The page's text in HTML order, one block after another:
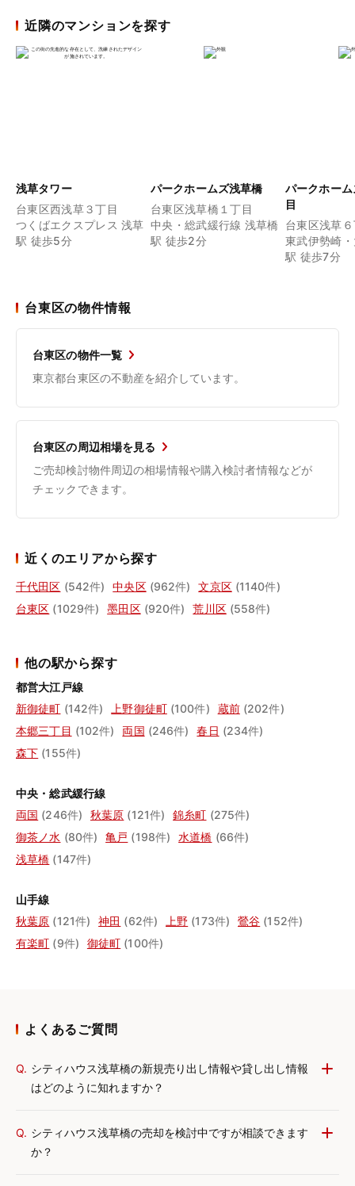
近隣のマンションを探す
浅草タワー
台東区西浅草３丁目
つくばエクスプレス 浅草
駅 徒歩5分
パークホームズ浅草橋
台東区浅草橋１丁目
中央・総武緩行線 浅草橋
駅 徒歩2分
パークホー
目
台東区浅草
東武伊勢崎
駅 徒歩7分
台東区の物件情報
台東区の物件一覧
東京都台東区の不動産を紹介しています。
台東区の周辺相場を見る
ご売却検討物件周辺の相場情報や購入検討者情報などが
チェックできます。
近くのエリアから探す
千代田区 (542件) 中央区 (962件) 文京区 (1140件)
台東区 (1029件) 墨田区 (920件) 荒川区 (558件)
他の駅から探す
都営大江戸線
新御徒町 (142件) 上野御徒町 (100件) 蔵前 (202件)
本郷三丁目 (102件) 両国 (246件) 春日 (234件)
森下 (155件)
中央・総武緩行線
両国 (246件) 秋葉原 (121件) 錦糸町 (275件)
御茶ノ水 (80件) 亀戸 (198件) 水道橋 (66件)
浅草橋 (147件)
山手線
秋葉原 (121件) 神田 (62件) 上野 (173件) 鶯谷 (152件)
有楽町 (9件) 御徒町 (100件)
よくあるご質問
Q. シティハウス浅草橋の新規売り出し情報や貸し出し情報
はどのように知れますか？
Q. シティハウス浅草橋の売却を検討中ですが相談できます
か？